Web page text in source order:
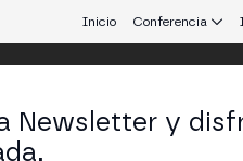
Inicio Conferencia
Newsletter y